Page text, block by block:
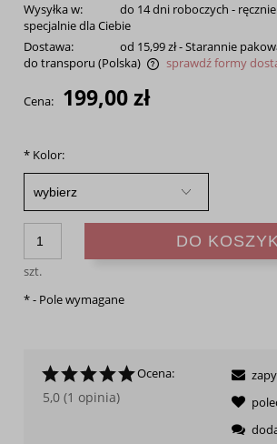
Wysyłka w:
do 14 dni roboczych -
specjalnie dla Ciebie
Dostawa:
od 15,99 zł- Starannie
do transporu (Polska)
sprawdź formy
Cena: 199,00 zł
* Kolor:
szt.
DO
*- Pole wymagane
Ocena:
5,0 (1 opinia)